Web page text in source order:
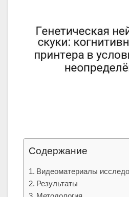
Содержание
Видеоматериалы
Результаты